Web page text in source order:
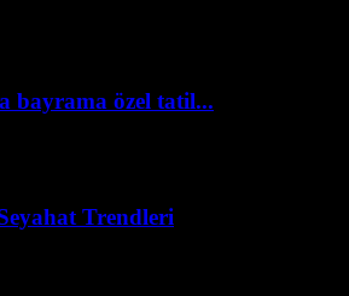
bayrama özel tatil...
Trendleri